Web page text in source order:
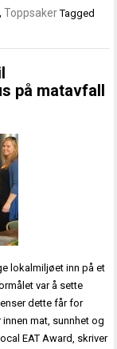
,Toppsaker Tagged
på matavfall
lokalmiljøet inn på et
var å sette
dette får for
mat, sunnhet og
EAT Award, skriver